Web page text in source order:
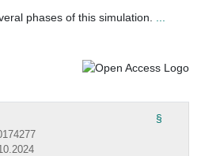
phases of this simulation.
§